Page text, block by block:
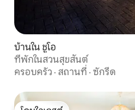
บ้านใน ชูโอ
ที่พักในสวนสุขสันต์
ครอบครัว · สถานที่ · ซักรีด